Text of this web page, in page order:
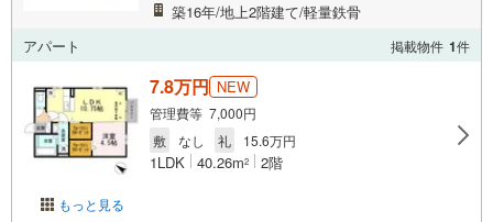
築16年/地上2階建て/軽量鉄骨
アパート
掲載物件 1件
もっと見る
7.8万円 NEW
管理費等 7,000円
敷
なし 礼 15.6万円
1LDK 40.26m2 2階